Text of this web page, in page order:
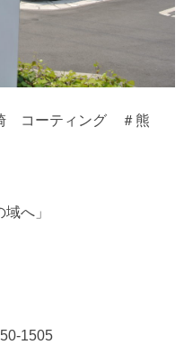
コーティング ＃熊
へ」
1505